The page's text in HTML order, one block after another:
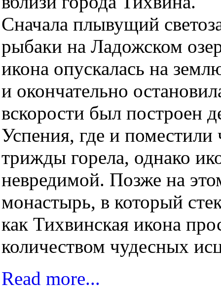
Сначала плывущий
рыбаки на Ладожском
икона опускалась на
и окончательно
вскорости был построен
Успения, где и
трижды горела, однако
невредимой. Позже на
монастырь, в который
как Тихвинская икона
количеством чудесных
Read more...